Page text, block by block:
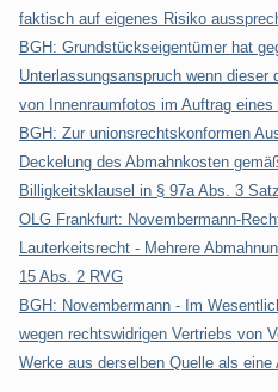
faktisch auf eigenes Risiko
BGH: Grundstückseigentümer hat
Unterlassungsanspruch wenn dieser
von Innenraumfotos im Auftrag
BGH: Zur unionsrechtskonformen
Deckelung des Abmahnkosten
Billigkeitsklausel in § 97a Abs. 3
OLG Frankfurt: Novembermann-
Lauterkeitsrecht - Mehrere
15 Abs. 2 RVG
BGH: Novembermann - Im
wegen rechtswidrigen Vertriebs von
Werke aus derselben Quelle als